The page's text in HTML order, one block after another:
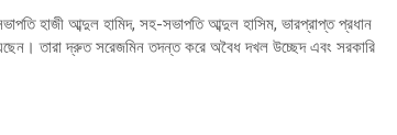
হাজী আব্দুল হামিদ, সহ-সভাপতি আব্দুল হাসিম, ভারপ্রাপ্ত প্রধান
তারা দ্রুত সরেজমিন তদন্ত করে অবৈধ দখল উচ্ছেদ এবং সরকারি